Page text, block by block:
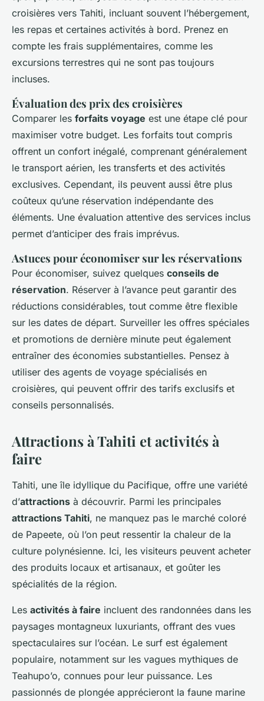
croisières vers Tahiti, incluant souvent l’hébergement,
les repas et certaines activités à bord. Prenez en
compte les frais supplémentaires, comme les
excursions terrestres qui ne sont pas toujours
incluses.
Évaluation des prix des croisières
Comparer les forfaits voyage est une étape clé pour
maximiser votre budget. Les forfaits tout compris
offrent un confort inégalé, comprenant généralement
le transport aérien, les transferts et des activités
exclusives. Cependant, ils peuvent aussi être plus
coûteux qu’une réservation indépendante des
éléments. Une évaluation attentive des services inclus
permet d’anticiper des frais imprévus.
Astuces pour économiser sur les réservations
Pour économiser, suivez quelques conseils de
réservation. Réserver à l’avance peut garantir des
réductions considérables, tout comme être flexible
sur les dates de départ. Surveiller les offres spéciales
et promotions de dernière minute peut également
entraîner des économies substantielles. Pensez à
utiliser des agents de voyage spécialisés en
croisières, qui peuvent offrir des tarifs exclusifs et
conseils personnalisés.
Attractions à Tahiti et activités à
faire
Tahiti, une île idyllique du Pacifique, offre une variété
d’attractions à découvrir. Parmi les principales
attractions Tahiti, ne manquez pas le marché coloré
de Papeete, où l’on peut ressentir la chaleur de la
culture polynésienne. Ici, les visiteurs peuvent acheter
des produits locaux et artisanaux, et goûter les
spécialités de la région.
Les activités à faire incluent des randonnées dans les
paysages montagneux luxuriants, offrant des vues
spectaculaires sur l’océan. Le surf est également
populaire, notamment sur les vagues mythiques de
Teahupo’o, connues pour leur puissance. Les
passionnés de plongée apprécieront la faune marine